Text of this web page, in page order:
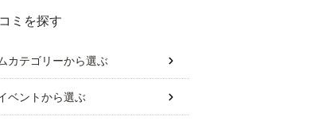
ミを探す
カテゴリーから選ぶ
ベントから選ぶ